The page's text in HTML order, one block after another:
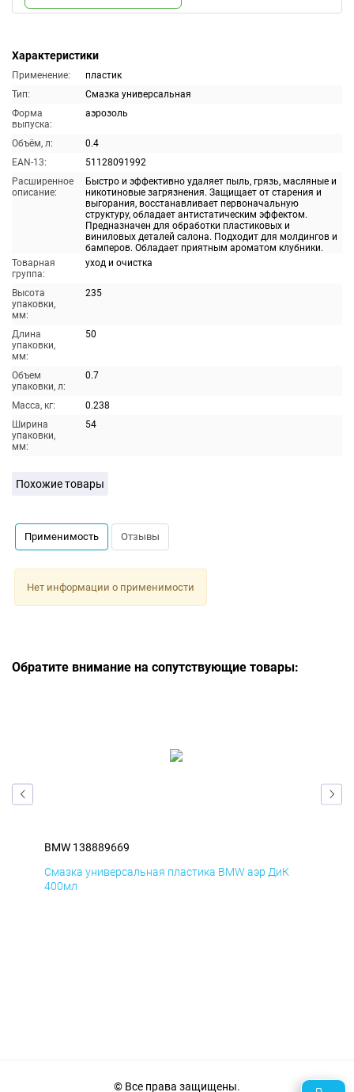
Характеристики
Применение:
пластик
Тип:
Смазка универсальная
Форма
выпуска:
аэрозоль
Объём, л:
0.4
EAN-13:
51128091992
Расширенное
описание:
Быстро и эффективно удаляет пыль, грязь, масляные и
никотиновые загрязнения. Защищает от старения и
выгорания, восстанавливает первоначальную
структуру, обладает антистатическим эффектом.
Предназначен для обработки пластиковых и
виниловых деталей салона. Подходит для молдингов и
бамперов. Обладает приятным ароматом клубники.
Товарная
группа:
уход и очистка
Высота
упаковки,
мм:
235
Длина
упаковки,
мм:
50
Объем
упаковки, л:
0.7
Масса, кг:
0.238
Ширина
упаковки,
мм:
54
Похожие товары
Применимость Отзывы
Нет информации о применимости
Обратите внимание на сопутствующие товары:
BMW 138889669
Смазка универсальная пластика BMW аэр ДиК
400мл
© Все права защищены.